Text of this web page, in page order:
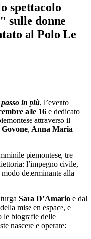
spettacolo
sulle donne
al Polo Le
in più, l’evento
alle 16 e dedicato
attraverso il
Govone, Anna Maria
piemontese, tre
l’impegno civile,
determinante alla
Sara D’Amario e dal
mise en espace, e
le biografie delle
nascere e operare: